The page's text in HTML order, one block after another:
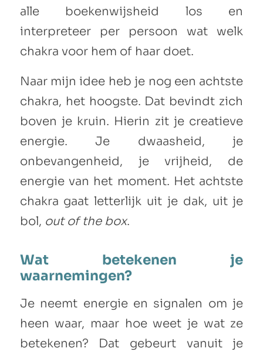
alle boekenwijsheid los en
interpreteer per persoon wat welk
chakra voor hem of haar doet.
Naar mijn idee heb je nog een achtste
chakra, het hoogste. Dat bevindt zich
boven je kruin. Hierin zit je creatieve
energie. Je dwaasheid, je
onbevangenheid, je vrijheid, de
energie van het moment. Het achtste
chakra gaat letterlijk uit je dak, uit je
bol, out of the box.
Wat betekenen je
waarnemingen?
Je neemt energie en signalen om je
heen waar, maar hoe weet je wat ze
betekenen? Dat gebeurt vanuit je